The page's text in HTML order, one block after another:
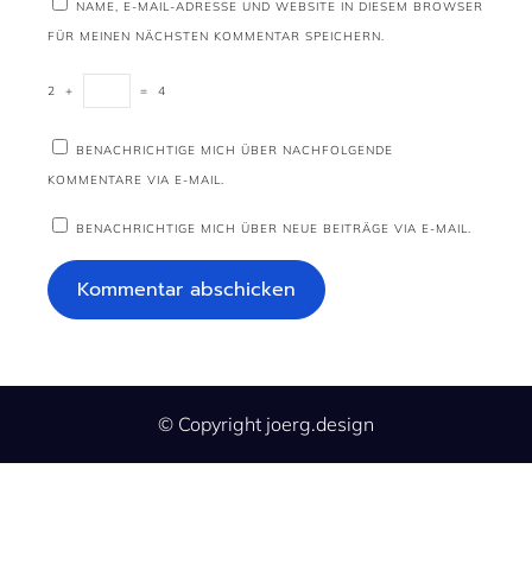
NAME, E-MAIL-ADRESSE UND WEBSITE IN DIESEM BROWSER
FÜR MEINEN NÄCHSTEN KOMMENTAR SPEICHERN.
2 + = 4
BENACHRICHTIGE MICH ÜBER NACHFOLGENDE
KOMMENTARE VIA E-MAIL.
BENACHRICHTIGE MICH ÜBER NEUE BEITRÄGE VIA E-MAIL.
© Copyright joerg.design